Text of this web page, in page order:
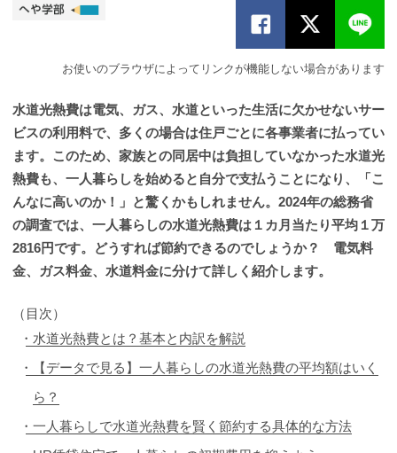
お使いのブラウザによってリンクが機能しない場合があります
水道光熱費は電気、ガス、水道といった生活に欠かせないサー
ビスの利用料で、多くの場合は住戸ごとに各事業者に払ってい
ます。このため、家族との同居中は負担していなかった水道光
熱費も、一人暮らしを始めると自分で支払うことになり、「こ
んなに高いのか！」と驚くかもしれません。2024年の総務省
の調査では、一人暮らしの水道光熱費は１カ月当たり平均１万
2816円です。どうすれば節約できるのでしょうか？ 電気料
金、ガス料金、水道料金に分けて詳しく紹介します。
（目次）
水道光熱費とは？基本と内訳を解説
【データで見る】一人暮らしの水道光熱費の平均額はいく
ら？
一人暮らしで水道光熱費を賢く節約する具体的な方法